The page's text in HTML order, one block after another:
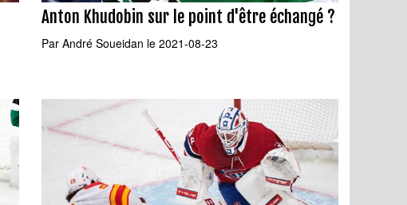
Anton Khudobin sur le point d'être échangé ?
Par André Soueidan le 2021-08-23